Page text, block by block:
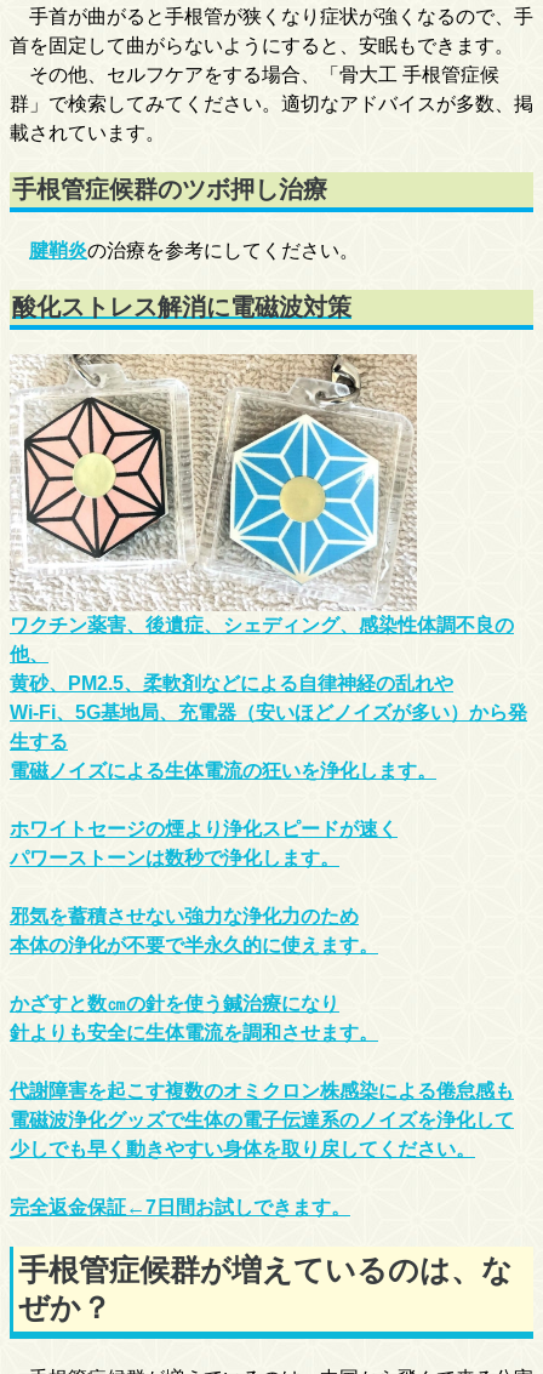
手首が曲がると手根管が狭くなり症状が強くなるので、手
首を固定して曲がらないようにすると、安眠もできます。
その他、セルフケアをする場合、「骨大工 手根管症候
群」で検索してみてください。適切なアドバイスが多数、掲
載されています。
手根管症候群のツボ押し治療
腱鞘炎の治療を参考にしてください。
酸化ストレス解消に電磁波対策
ワクチン薬害、後遺症、シェディング、感染性体調不良の
他、
黄砂、PM2.5、柔軟剤などによる自律神経の乱れや
Wi-Fi、5G基地局、充電器（安いほどノイズが多い）から発
生する
電磁ノイズによる生体電流の狂いを浄化します。
ホワイトセージの煙より浄化スピードが速く
パワーストーンは数秒で浄化します。
邪気を蓄積させない強力な浄化力のため
本体の浄化が不要で半永久的に使えます。
かざすと数㎝の針を使う鍼治療になり
針よりも安全に生体電流を調和させます。
代謝障害を起こす複数のオミクロン株感染による倦怠感も
電磁波浄化グッズで生体の電子伝達系のノイズを浄化して
少しでも早く動きやすい身体を取り戻してください。
完全返金保証←7日間お試しできます。
手根管症候群が増えているのは、な
ぜか？